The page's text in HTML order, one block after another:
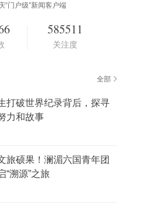
“门户级”新闻客户端
585511
关注度
全部
打破世界纪录背后，探寻
力和故事
旅硕果！澜湄六国青年团
“溯源”之旅